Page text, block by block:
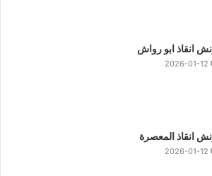
انقاذ ابو رواش
2026-01-12
انقاذ المعصرة
2026-01-12